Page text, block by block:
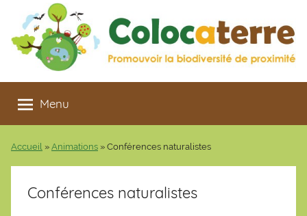
contenu
Colocaterre
Promouvoir
la
proximité
Menu
Accueil » Animations » Conférences naturalistes
Conférences naturalistes